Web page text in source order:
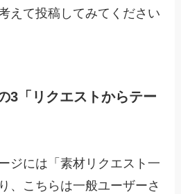
えて投稿してみてください
3「リクエストからテー
ジには「素材リクエスト一
、こちらは一般ユーザーさ